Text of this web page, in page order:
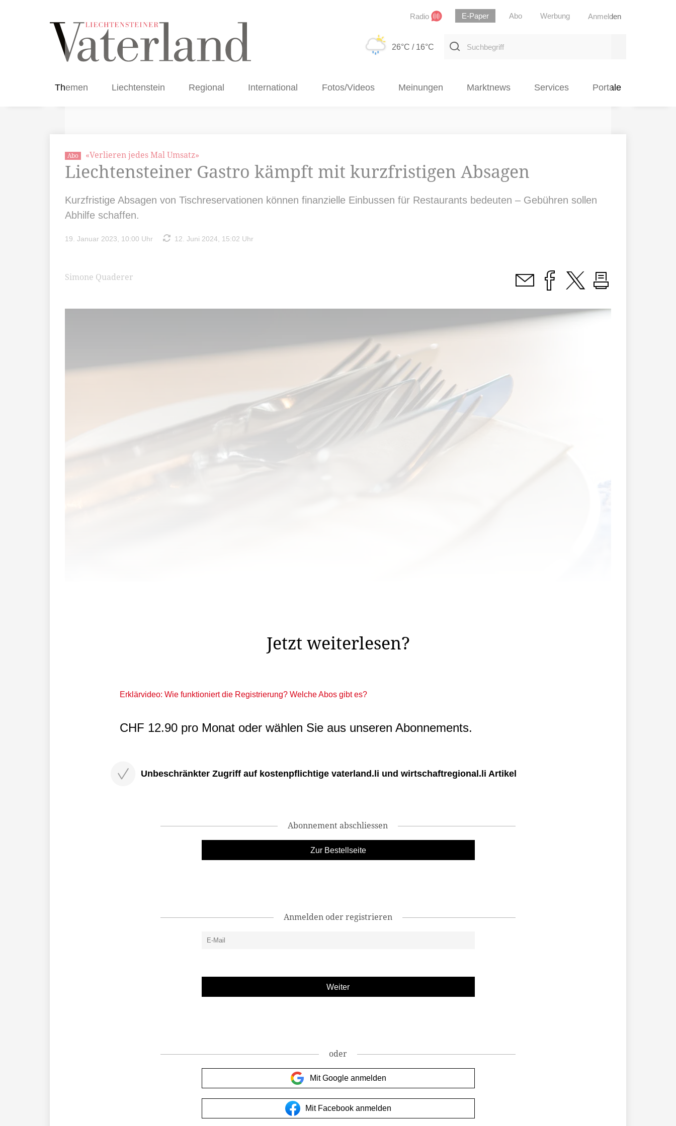
Radio E-Paper Abo Werbung Anmelden
26°C / 16°C
Suchbegriff
Themen Liechtenstein Regional International Fotos/Videos Meinungen Marktnews Services Portale
Abo «Verlieren jedes Mal Umsatz»
Liechtensteiner Gastro kämpft mit kurzfristigen Absagen
Kurzfristige Absagen von Tischreservationen können finanzielle Einbussen für Restaurants bedeuten – Gebühren sollen
Abhilfe schaffen.
19. Januar 2023, 10:00 Uhr 12. Juni 2024, 15:02 Uhr
Simone Quaderer
Jetzt weiterlesen?
Erklärvideo: Wie funktioniert die Registrierung? Welche Abos gibt es?
CHF 12.90 pro Monat oder wählen Sie aus unseren Abonnements.
Unbeschränkter Zugriff auf kostenpflichtige vaterland.li und wirtschaftregional.li Artikel
Abonnement abschliessen
Zur Bestellseite
Anmelden oder registrieren
oder
Mit Google anmelden
Mit Facebook anmelden